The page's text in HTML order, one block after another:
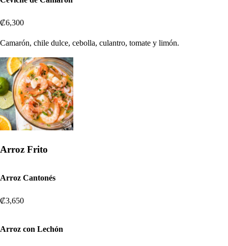
₡6,300
Camarón, chile dulce, cebolla, culantro, tomate y limón.
Arroz Frito
Arroz Cantonés
₡3,650
Arroz con Lechón